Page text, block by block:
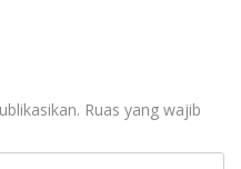
Ruas yang wajib